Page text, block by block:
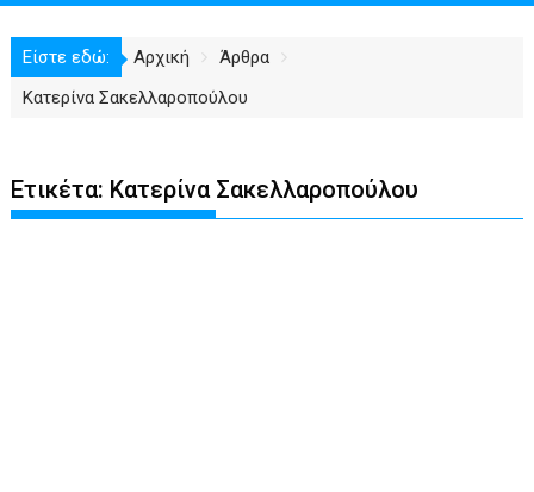
Είστε εδώ: Αρχική
Άρθρα
Κατερίνα Σακελλαροπούλου
Ετικέτα: Κατερίνα Σακελλαροπούλου